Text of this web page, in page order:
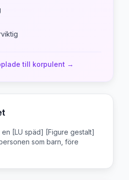
till korpulent →
[LU späd] [Figure gestalt]
som barn, före